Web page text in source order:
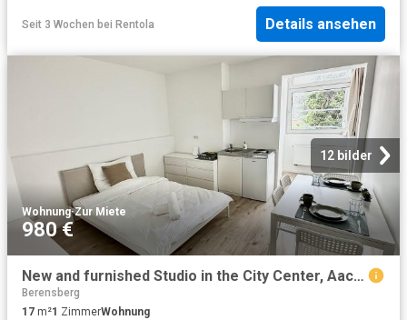
Seit 3 Wochen bei Rentola Details ansehen
12 bilder
Wohnung·Zur Miete
980 €
New and furnished Studio in the City Center, Aachen Amsterdam Apartments for Rent
Berensberg
17 m²1 ZimmerWohnung